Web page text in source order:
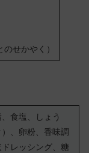
せかやく）
食塩、しょう
、卵粉、香味調
レッシング、糖